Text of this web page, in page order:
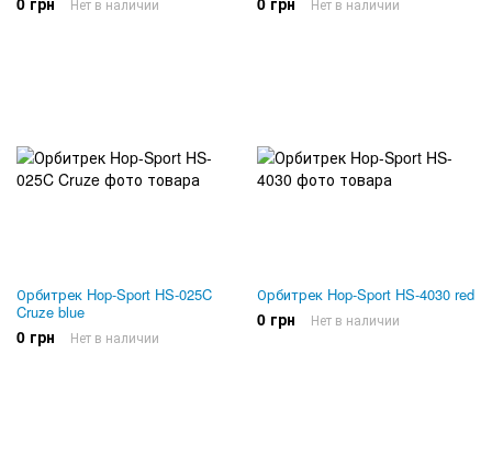
Нет в наличии Нет в наличии
Орбитрек Hop-Sport HS-025C
Cruze blue
0 грн Нет в наличии
Орбитрек Hop-Sport HS-4030 red
0 грн Нет в наличии